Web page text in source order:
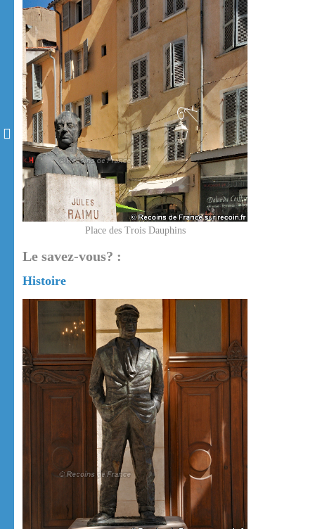
Place des Trois Dauphins
Le savez-vous? :
Histoire